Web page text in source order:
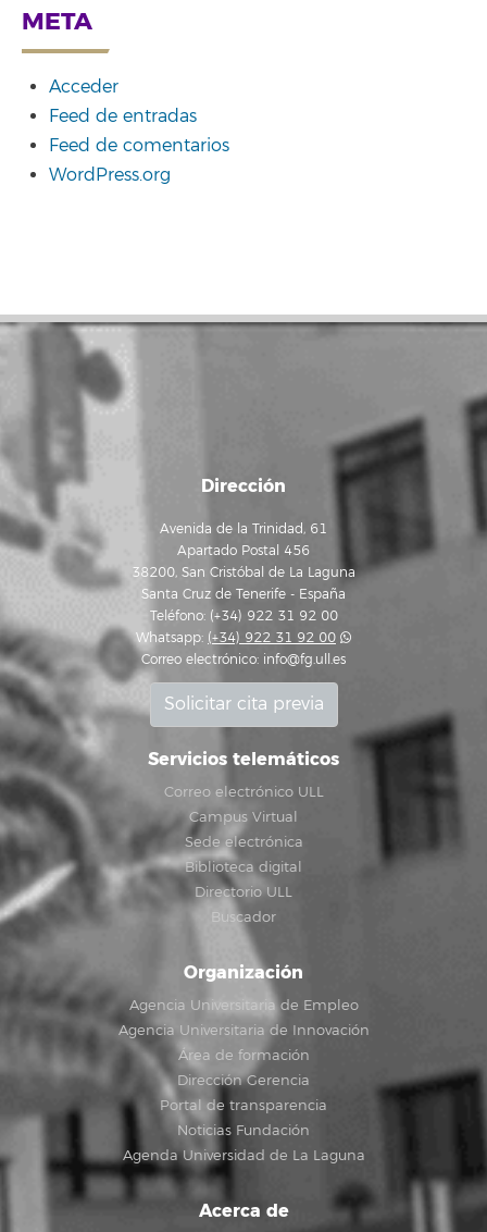
META
Acceder
Feed de entradas
Feed de comentarios
WordPress.org
Dirección
Avenida de la Trinidad, 61
Apartado Postal 456
38200, San Cristóbal de La Laguna
Santa Cruz de Tenerife - España
Teléfono: (+34) 922 31 92 00
Whatsapp: (+34) 922 31 92 00
Correo electrónico: info@fg.ull.es
Solicitar cita previa
Servicios telemáticos
Correo electrónico ULL
Campus Virtual
Sede electrónica
Biblioteca digital
Directorio ULL
Buscador
Organización
Agencia Universitaria de Empleo
Agencia Universitaria de Innovación
Área de formación
Dirección Gerencia
Portal de transparencia
Noticias Fundación
Agenda Universidad de La Laguna
Acerca de